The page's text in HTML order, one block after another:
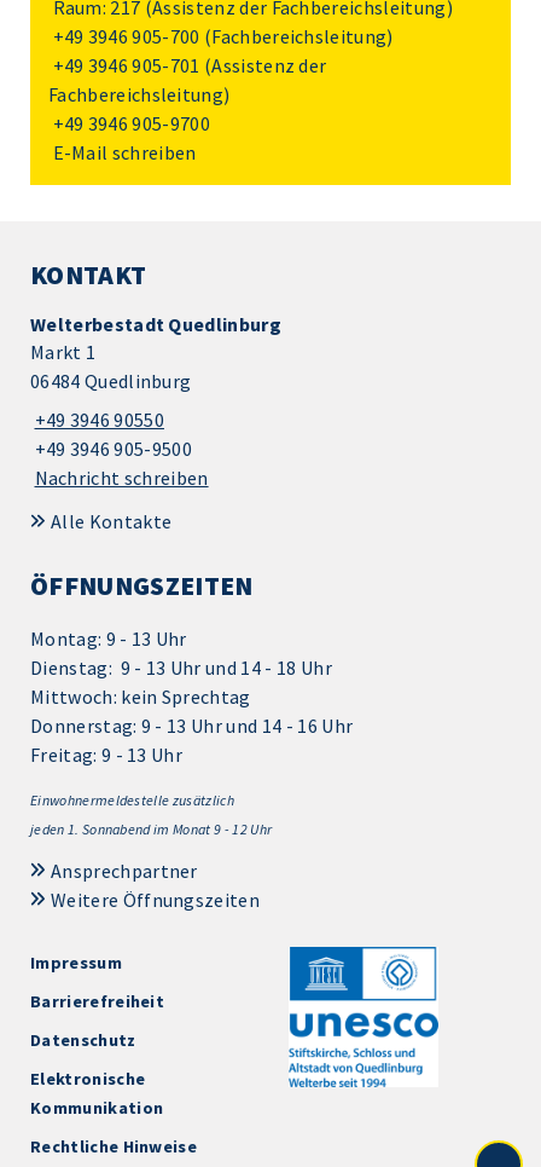
Raum: 217 (Assistenz der Fachbereichsleitung)
+49 3946 905-700 (Fachbereichsleitung)
+49 3946 905-701 (Assistenz der
Fachbereichsleitung)
+49 3946 905-9700
E-Mail schreiben
KONTAKT
Welterbestadt Quedlinburg
Markt 1
06484 Quedlinburg
+49 3946 90550
+49 3946 905-9500
Nachricht schreiben
Alle Kontakte
ÖFFNUNGSZEITEN
Montag: 9 - 13 Uhr
Dienstag: 9 - 13 Uhr und 14 - 18 Uhr
Mittwoch: kein Sprechtag
Donnerstag: 9 - 13 Uhr und 14 - 16 Uhr
Freitag: 9 - 13 Uhr
Einwohnermeldestelle zusätzlich
jeden 1. Sonnabend im Monat 9 - 12 Uhr
Ansprechpartner
Weitere Öffnungszeiten
Impressum
Barrierefreiheit
Datenschutz
Elektronische
Kommunikation
Rechtliche Hinweise